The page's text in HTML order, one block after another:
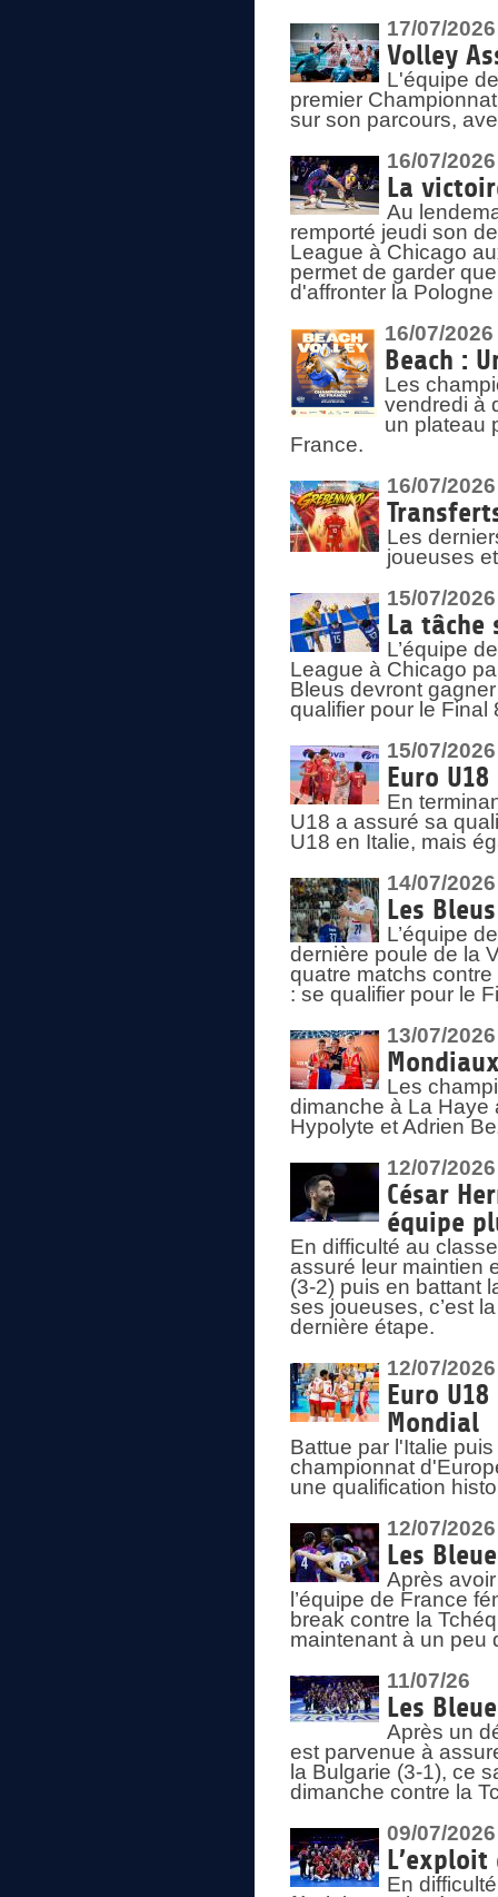
17/07/2026
Volley
L'équipe
premier
sur son parcours,
16/07/2026
La
Au
remporté jeudi son
League à Chicago
permet de garder
d'affronter la
16/07/2026
Beach :
Les
vendredi à
un plateau
France.
16/07/2026
Les
joueuses
15/07/2026
La tâche
L’équipe
League à Chicago
Bleus devront
qualifier pour le Final
15/07/2026
Euro
En
U18 a assuré sa
U18 en Italie, mais
14/07/2026
Les
L’équipe
dernière poule de la
quatre matchs
: se qualifier pour le
13/07/2026
Les
dimanche à La Haye
Hypolyte et Adrien
12/07/2026
César
équipe
En difficulté au
assuré leur maintien
(3-2) puis en battant
ses joueuses, c’est
dernière étape.
12/07/2026
Euro
Mondial
Battue par l'Italie
championnat
une qualification
12/07/2026
Les
Après
l’équipe de France
break contre la
maintenant à un peu
11/07/26
Les
Après un
est parvenue à
la Bulgarie (3-1), ce
dimanche contre la
09/07/2026
En